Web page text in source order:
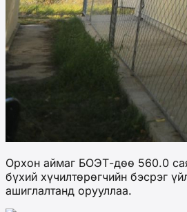
Орхон аймаг БОЭТ-дөө 560.0
бүхий хүчилтөрөгчийн бэсрэг
ашиглалтанд орууллаа.